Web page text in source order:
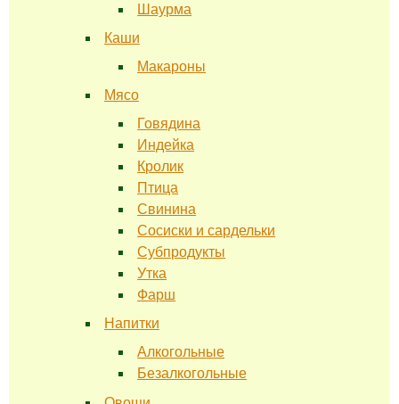
Шаурма
Каши
Макароны
Мясо
Говядина
Индейка
Кролик
Птица
Свинина
Сосиски и сардельки
Субпродукты
Утка
Фарш
Напитки
Алкогольные
Безалкогольные